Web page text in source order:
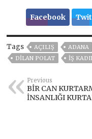
Facebook
Tags AÇILIŞ ADANA
DILAN POLAT
İŞ
Previous
BİR CAN
İNSANLIĞI